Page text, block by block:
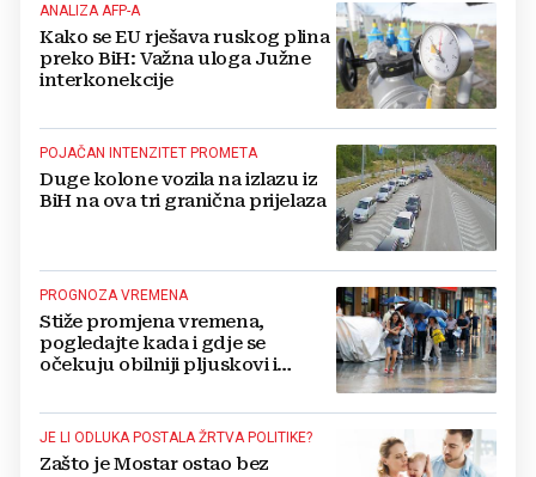
ANALIZA AFP-A
Kako se EU rješava ruskog plina
preko BiH: Važna uloga Južne
interkonekcije
POJAČAN INTENZITET PROMETA
Duge kolone vozila na izlazu iz
BiH na ova tri granična prijelaza
PROGNOZA VREMENA
Stiže promjena vremena,
pogledajte kada i gdje se
očekuju obilniji pljuskovi i
JE LI ODLUKA POSTALA ŽRTVA POLITIKE?
Zašto je Mostar ostao bez